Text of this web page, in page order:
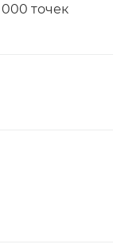
точек